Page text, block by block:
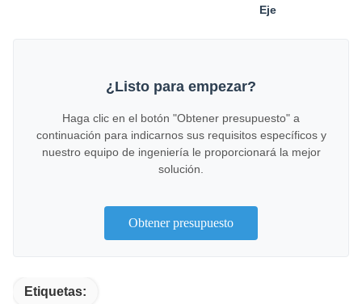
Eje
¿Listo para empezar?
Haga clic en el botón "Obtener presupuesto" a
continuación para indicarnos sus requisitos específicos y
nuestro equipo de ingeniería le proporcionará la mejor
solución.
Obtener presupuesto
Etiquetas: